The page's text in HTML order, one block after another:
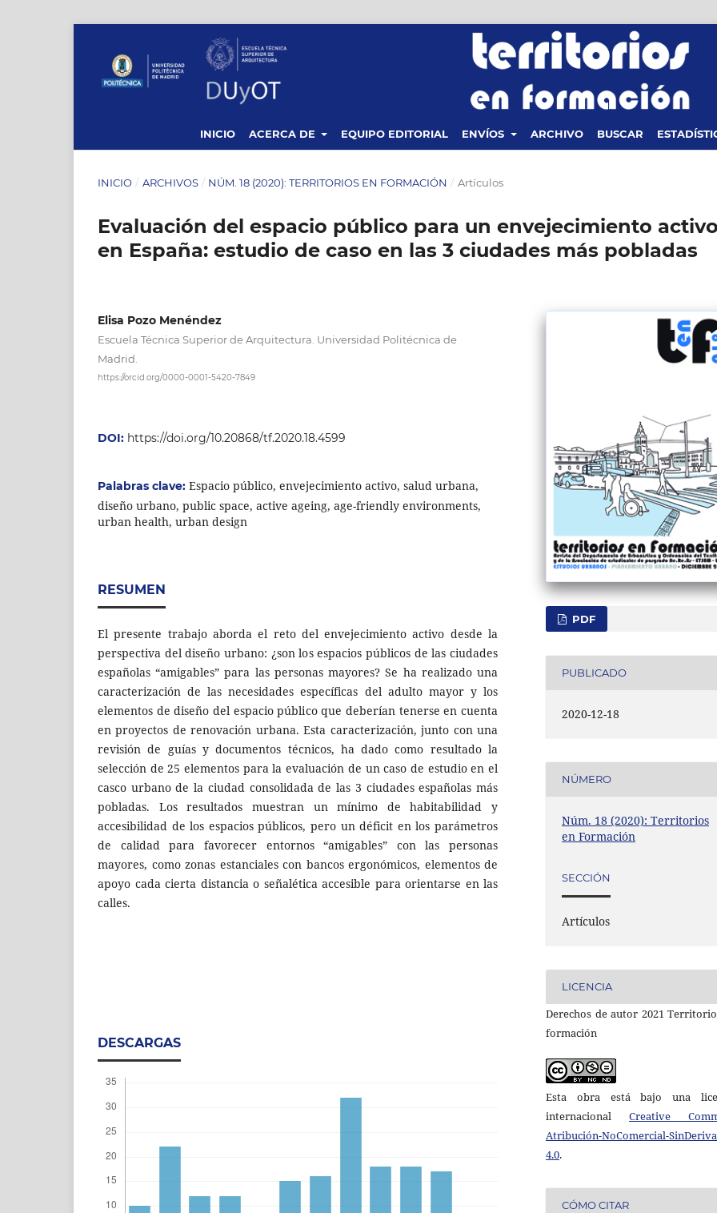
INICIO ACERCA DE EQUIPO EDITORIAL ENVÍOS ARCHIVO BUSCAR
INICIO / ARCHIVOS / NÚM. 18 (2020): TERRITORIOS EN FORMACIÓN / Artículos
Evaluación del espacio público para un envejecimiento activo
en España: estudio de caso en las 3 ciudades más pobladas
Elisa Pozo Menéndez
Escuela Técnica Superior de Arquitectura. Universidad Politécnica de
Madrid.
https://orcid.org/0000-0001-5420-7849
DOI: https://doi.org/10.20868/tf.2020.18.4599
Palabras clave: Espacio público, envejecimiento activo, salud urbana,
diseño urbano, public space, active ageing, age-friendly environments,
urban health, urban design
RESUMEN
El presente trabajo aborda el reto del envejecimiento activo desde la
perspectiva del diseño urbano: ¿son los espacios públicos de las ciudades
españolas “amigables” para las personas mayores? Se ha realizado una
caracterización de las necesidades específicas del adulto mayor y los
elementos de diseño del espacio público que deberían tenerse en cuenta
en proyectos de renovación urbana. Esta caracterización, junto con una
revisión de guías y documentos técnicos, ha dado como resultado la
selección de 25 elementos para la evaluación de un caso de estudio en el
casco urbano de la ciudad consolidada de las 3 ciudades españolas más
pobladas. Los resultados muestran un mínimo de habitabilidad y
accesibilidad de los espacios públicos, pero un déficit en los parámetros
de calidad para favorecer entornos “amigables” con las personas
mayores, como zonas estanciales con bancos ergonómicos, elementos de
apoyo cada cierta distancia o señalética accesible para orientarse en las
calles.
DESCARGAS
PDF
PUBLICADO
2020-12-18
NÚMERO
Núm. 18 (2020): Territorios
en Formación
SECCIÓN
Artículos
LICENCIA
Derechos de autor 2021
formación
Esta obra está bajo una
internacional Creative
Atribución-NoComercial-
4.0.
CÓMO CITAR